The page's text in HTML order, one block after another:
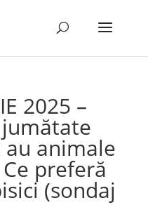
2025 –
jumătate
animale
preferă
(sondaj